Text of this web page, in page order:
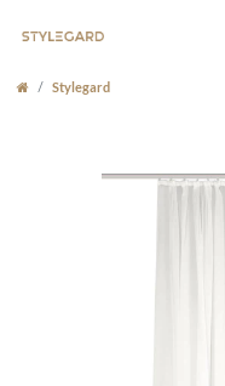
Stylegard